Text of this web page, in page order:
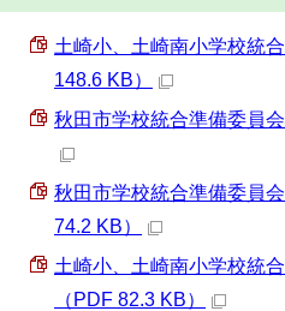
土崎小、土崎南小学校統
148.6 KB）
秋田市学校統合準備委員
秋田市学校統合準備委員
74.2 KB）
土崎小、土崎南小学校統
（PDF 82.3 KB）